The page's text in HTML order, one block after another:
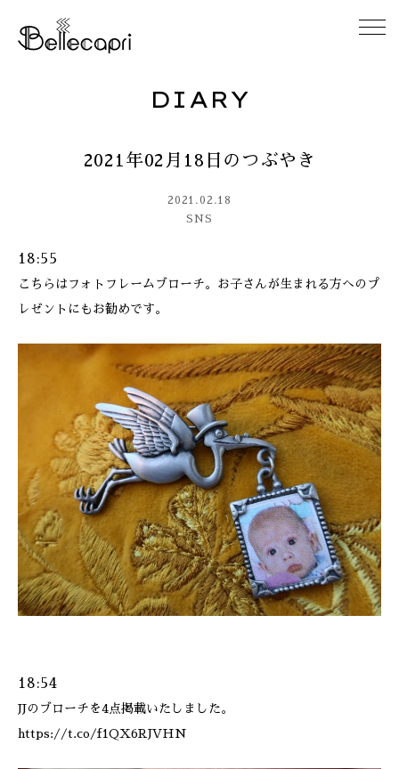
ABOUT
ACCESS
CONTACT
ONLINE SHOP
DIARY
2021年02月18日のつぶやき
2021.02.18
SNS
18:55
こちらはフォトフレームブローチ。お子さんが生まれる方へのプ
レゼントにもお勧めです。
18:54
JJのブローチを4点掲載いたしました。
https://t.co/f1QX6RJVHN